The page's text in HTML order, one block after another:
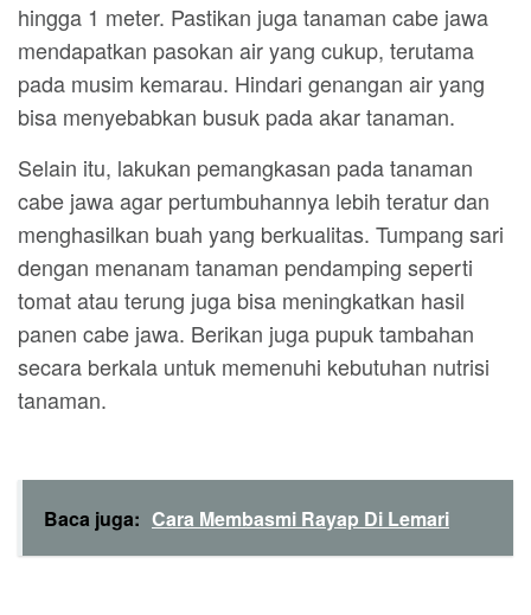
hingga 1 meter. Pastikan juga tanaman cabe jawa
mendapatkan pasokan air yang cukup, terutama
pada musim kemarau. Hindari genangan air yang
bisa menyebabkan busuk pada akar tanaman.
Selain itu, lakukan pemangkasan pada tanaman
cabe jawa agar pertumbuhannya lebih teratur dan
menghasilkan buah yang berkualitas. Tumpang sari
dengan menanam tanaman pendamping seperti
tomat atau terung juga bisa meningkatkan hasil
panen cabe jawa. Berikan juga pupuk tambahan
secara berkala untuk memenuhi kebutuhan nutrisi
tanaman.
Baca juga: Cara Membasmi Rayap Di Lemari